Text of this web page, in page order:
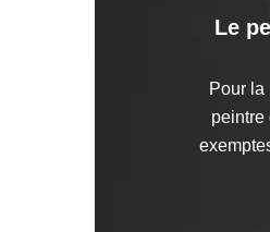
Le
Pour la
peintre